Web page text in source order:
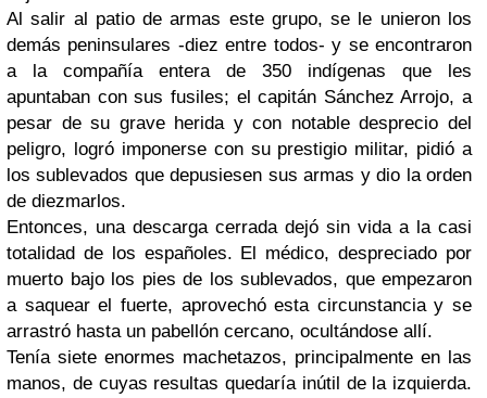
Al salir al patio de armas este grupo, se le unieron los
demás peninsulares -diez entre todos- y se encontraron
a la compañía entera de 350 indígenas que les
apuntaban con sus fusiles; el capitán Sánchez Arrojo, a
pesar de su grave herida y con notable desprecio del
peligro, logró imponerse con su prestigio militar, pidió a
los sublevados que depusiesen sus armas y dio la orden
de diezmarlos.
Entonces, una descarga cerrada dejó sin vida a la casi
totalidad de los españoles. El médico, despreciado por
muerto bajo los pies de los sublevados, que empezaron
a saquear el fuerte, aprovechó esta circunstancia y se
arrastró hasta un pabellón cercano, ocultándose allí.
Tenía siete enormes machetazos, principalmente en las
manos, de cuyas resultas quedaría inútil de la izquierda.